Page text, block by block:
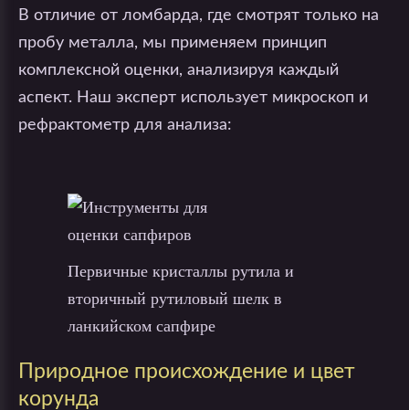
В отличие от ломбарда, где смотрят только на
пробу металла, мы применяем принцип
комплексной оценки, анализируя каждый
аспект. Наш эксперт использует микроскоп и
рефрактометр для анализа:
Первичные кристаллы рутила и
вторичный рутиловый шелк в
ланкийском сапфире
Природное происхождение и цвет
корунда